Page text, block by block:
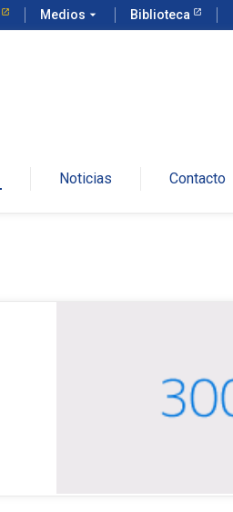
Medios arrow_drop_down Biblioteca
Noticias Contacto